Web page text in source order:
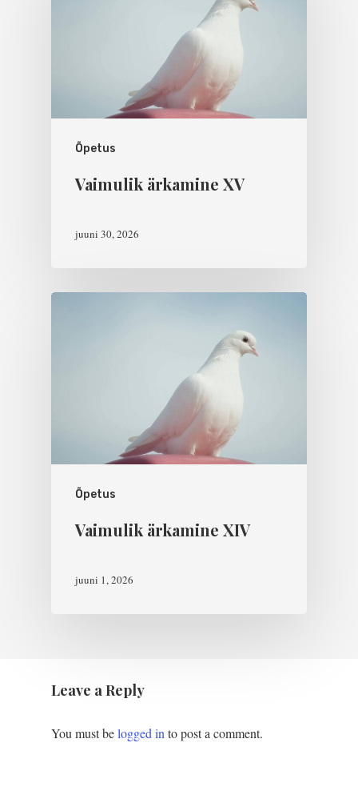
Õpetus
Vaimulik ärkamine XV
juuni 30, 2026
Õpetus
Vaimulik ärkamine XIV
juuni 1, 2026
Leave a Reply
You must belogged in to post a comment.